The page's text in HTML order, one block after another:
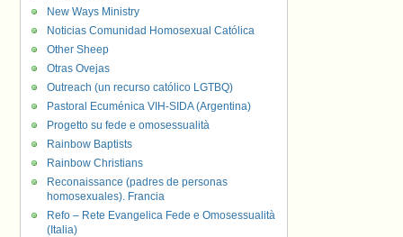
New Ways Ministry
Noticias Comunidad Homosexual Católica
Other Sheep
Otras Ovejas
Outreach (un recurso católico LGTBQ)
Pastoral Ecuménica VIH-SIDA (Argentina)
Progetto su fede e omosessualità
Rainbow Baptists
Rainbow Christians
Reconaissance (padres de personas
homosexuales). Francia
Refo – Rete Evangelica Fede e Omosessualità
(Italia)